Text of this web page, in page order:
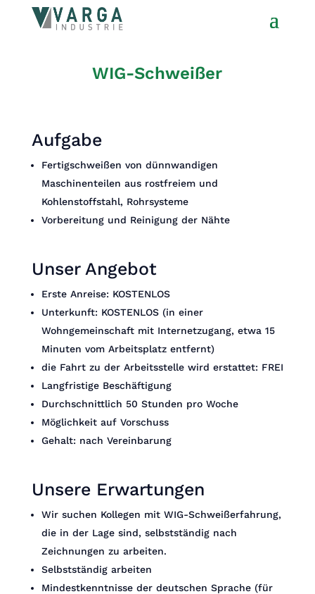
WIG-Schweißer
Aufgabe
Fertigschweißen von dünnwandigen
Maschinenteilen aus rostfreiem und
Kohlenstoffstahl, Rohrsysteme
Vorbereitung und Reinigung der Nähte
Unser Angebot
Erste Anreise: KOSTENLOS
Unterkunft: KOSTENLOS (in einer
Wohngemeinschaft mit Internetzugang, etwa 15
Minuten vom Arbeitsplatz entfernt)
die Fahrt zu der Arbeitsstelle wird erstattet: FREI
Langfristige Beschäftigung
Durchschnittlich 50 Stunden pro Woche
Möglichkeit auf Vorschuss
Gehalt: nach Vereinbarung
Unsere Erwartungen
Wir suchen Kollegen mit WIG-Schweißerfahrung,
die in der Lage sind, selbstständig nach
Zeichnungen zu arbeiten.
Selbstständig arbeiten
Mindestkenntnisse der deutschen Sprache (für